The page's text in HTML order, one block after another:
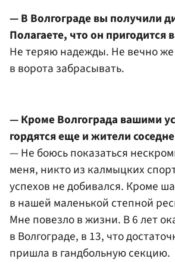
— В Волгограде вы получили
Полагаете, что он пригодится
Не теряю надежды. Не вечно
в ворота забрасывать.
— Кроме Волгограда вашими
гордятся еще и жители
— Не боюсь показаться
меня, никто из калмыцких
успехов не добивался. Кроме
в нашей маленькой степной
Мне повезло в жизни. В 6 лет
в Волгограде, в 13, что
пришла в гандбольную секцию.